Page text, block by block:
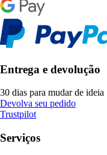
Entrega e devolução
30 dias para mudar de ideia
Devolva seu pedido
Trustpilot
Serviços